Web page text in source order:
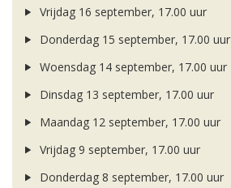
Vrijdag 16 september, 17.00 uur
Donderdag 15 september, 17.00 uur
Woensdag 14 september, 17.00 uur
Dinsdag 13 september, 17.00 uur
Maandag 12 september, 17.00 uur
Vrijdag 9 september, 17.00 uur
Donderdag 8 september, 17.00 uur